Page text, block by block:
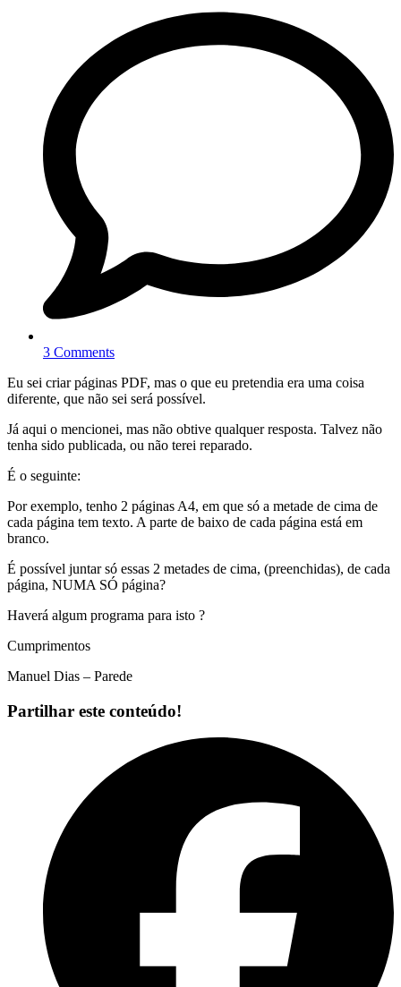
3 Comments
Eu sei criar páginas PDF, mas o que eu pretendia era uma coisa
diferente, que não sei será possível.
Já aqui o mencionei, mas não obtive qualquer resposta. Talvez não
tenha sido publicada, ou não terei reparado.
É o seguinte:
Por exemplo, tenho 2 páginas A4, em que só a metade de cima de
cada página tem texto. A parte de baixo de cada página está em
branco.
É possível juntar só essas 2 metades de cima, (preenchidas), de cada
página, NUMA SÓ página?
Haverá algum programa para isto ?
Cumprimentos
Manuel Dias – Parede
Partilhar este conteúdo!